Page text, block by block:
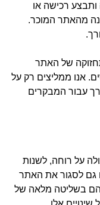
רכישה או
מהאתר המוכר.
של האתר
אנו ממליצים רק על
עבור המבקרים
על רוחה, לשנות
גם לסגור את האתר
הם בשליטה מלאה של